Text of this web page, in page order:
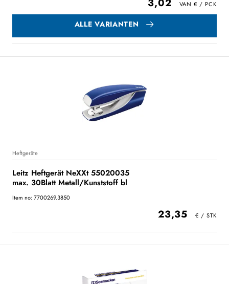
3,02
ALLE VARIANTEN
Heftgeräte
Leitz Heftgerät NeXXt 55020035
max. 30Blatt Metall/Kunststoff bl
Item no: 7700269.3850
23,35